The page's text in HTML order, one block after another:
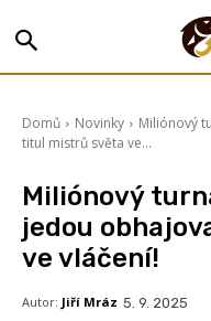
Domů Novinky
Miliónový
titul mistrů světa ve...
Miliónový
jedou
ve vláčení!
Autor: Jiří Mráz 5. 9. 2025